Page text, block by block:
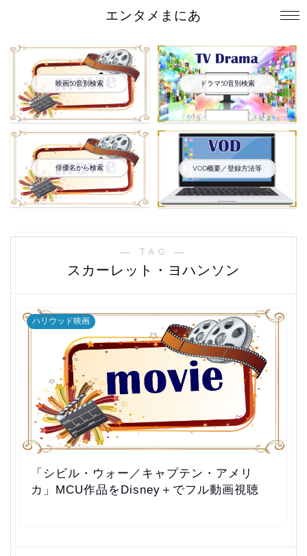
エンタメまにあ
映画50音別検索 ドラマ50音別検索
俳優名から検索 VOD概要／登録方法等
― TAG ―
スカーレット・ヨハンソン
ハリウッド映画
「シビル・ウォー／キャプテン・アメリ
カ」MCU作品をDisney＋でフル動画視聴